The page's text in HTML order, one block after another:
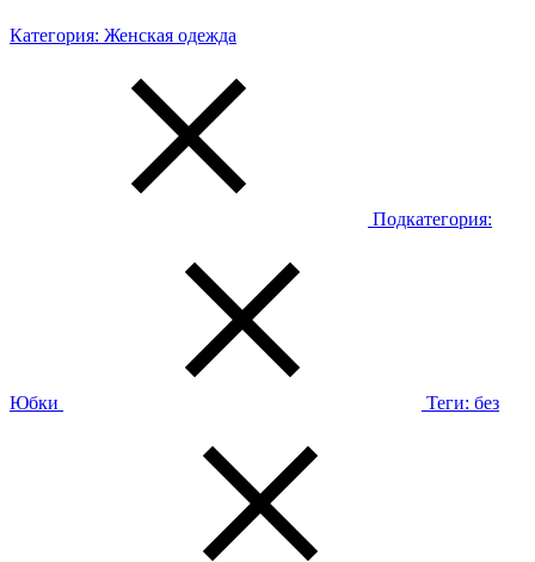
Категория: Женская одежда
Подкатегория:
Юбки Теги: без